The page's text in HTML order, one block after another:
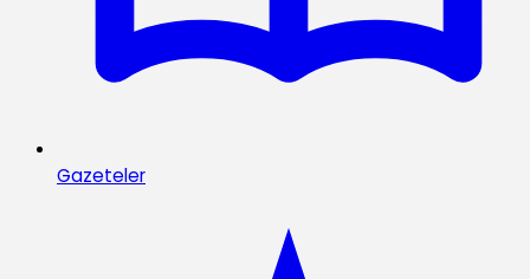
Gazeteler